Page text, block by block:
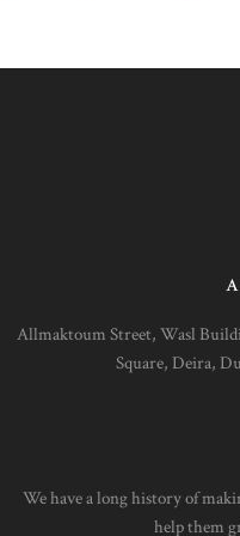
Allmaktoum Street, Wasl
Square, Deira,
We have a long history of
help them